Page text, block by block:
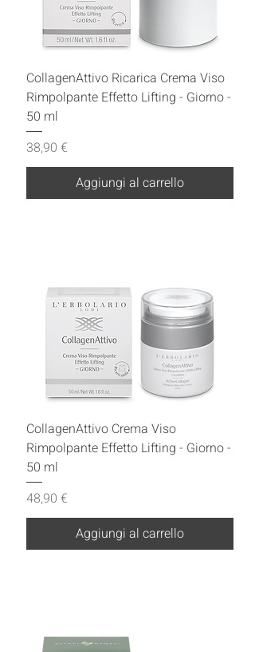
CollagenAttivo Ricarica Crema Viso
Rimpolpante Effetto Lifting - Giorno -
50 ml
Prezzo
38,90 €
Aggiungi al carrello
CollagenAttivo Crema Viso
Rimpolpante Effetto Lifting - Giorno -
50 ml
Prezzo
48,90 €
Aggiungi al carrello